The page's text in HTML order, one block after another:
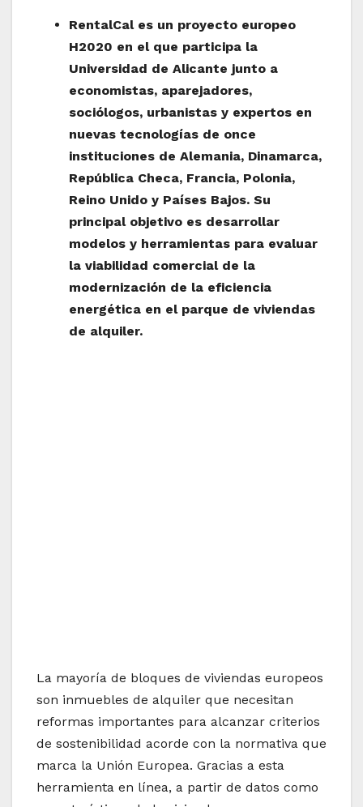
RentalCal es un proyecto europeo
H2020 en el que participa la
Universidad de Alicante junto a
economistas, aparejadores,
sociólogos, urbanistas y expertos en
nuevas tecnologías de once
instituciones de Alemania, Dinamarca,
República Checa, Francia, Polonia,
Reino Unido y Países Bajos. Su
principal objetivo es desarrollar
modelos y herramientas para evaluar
la viabilidad comercial de la
modernización de la eficiencia
energética en el parque de viviendas
de alquiler.
La mayoría de bloques de viviendas europeos
son inmuebles de alquiler que necesitan
reformas importantes para alcanzar criterios
de sostenibilidad acorde con la normativa que
marca la Unión Europea. Gracias a esta
herramienta en línea, a partir de datos como